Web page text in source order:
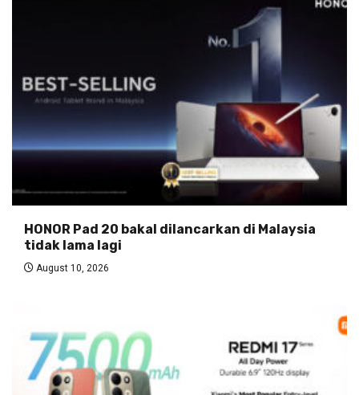
HONOR Pad 20 bakal dilancarkan di Malaysia
tidak lama lagi
August 10, 2026